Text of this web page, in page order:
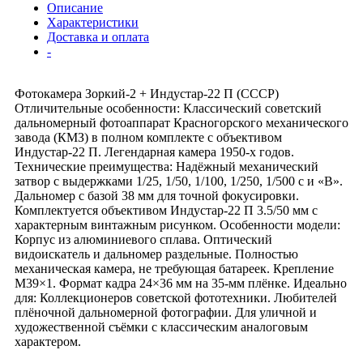
Описание
Характеристики
Доставка и оплата
-
Фотокамера Зоркий-2 + Индустар-22 П (СССР)
Отличительные особенности: Классический советский
дальномерный фотоаппарат Красногорского механического
завода (КМЗ) в полном комплекте с объективом
Индустар-22 П. Легендарная камера 1950-х годов.
Технические преимущества: Надёжный механический
затвор с выдержками 1/25, 1/50, 1/100, 1/250, 1/500 с и «В».
Дальномер с базой 38 мм для точной фокусировки.
Комплектуется объективом Индустар-22 П 3.5/50 мм с
характерным винтажным рисунком. Особенности модели:
Корпус из алюминиевого сплава. Оптический
видоискатель и дальномер раздельные. Полностью
механическая камера, не требующая батареек. Крепление
М39×1. Формат кадра 24×36 мм на 35-мм плёнке. Идеально
для: Коллекционеров советской фототехники. Любителей
плёночной дальномерной фотографии. Для уличной и
художественной съёмки с классическим аналоговым
характером.